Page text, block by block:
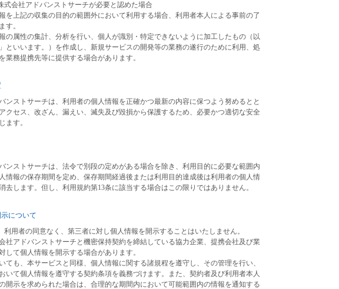
会社アドバンストサーチが必要と認めた場合
を上記の収集の目的の範囲外において利用する場合、利用者本人による事前の了
す。
の属性の集計、分析を行い、個人が識別・特定できないように加工したもの（以
といいます。）を作成し、新規サービスの開発等の業務の遂行のために利用、処
業務提携先等に提供する場合があります。
ンストサーチは、利用者の個人情報を正確かつ最新の内容に保つよう努めるとと
クセス、改ざん、漏えい、滅失及び毀損から保護するため、必要かつ適切な安全
ます。
ンストサーチは、法令で別段の定めがある場合を除き、利用目的に必要な範囲内
情報の保存期間を定め、保存期間経過後または利用目的達成後は利用者の個人情
去します。但し、利用規約第13条に該当する場合はこの限りではありません。
について
利用者の同意なく、第三者に対し個人情報を開示することはいたしません。
社アドバンストサーチと機密保持契約を締結している協力企業、提携会社及び業
して個人情報を開示する場合があります。
ても、本サービスと同様、個人情報に関する諸規程を遵守し、その管理を行い、
いて個人情報を遵守する契約条項を義務づけます。また、契約者及び利用者本人
開示を求められた場合は、合理的な期間内において可能範囲内の情報を通知する